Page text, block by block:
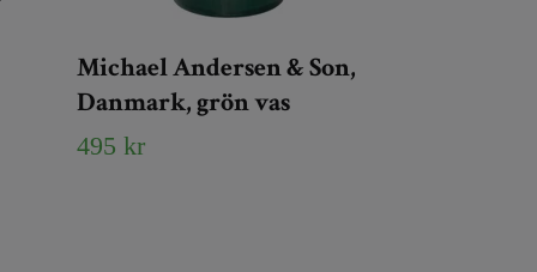
Michael Andersen & Son,
Danmark, grön vas
495 kr